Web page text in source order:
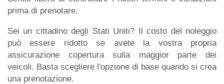
prima di prenotare.
Sei un cittadino degli Stati Uniti? Il costo del noleggio
può essere ridotto se avete la vostra propria
assicurazione copertura sulla maggior parte dei
veicoli. Basta scegliere l'opzione di base quando si crea
una prenotazione.